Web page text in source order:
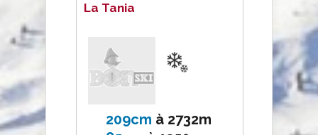
La Tania
209cm à 2732m